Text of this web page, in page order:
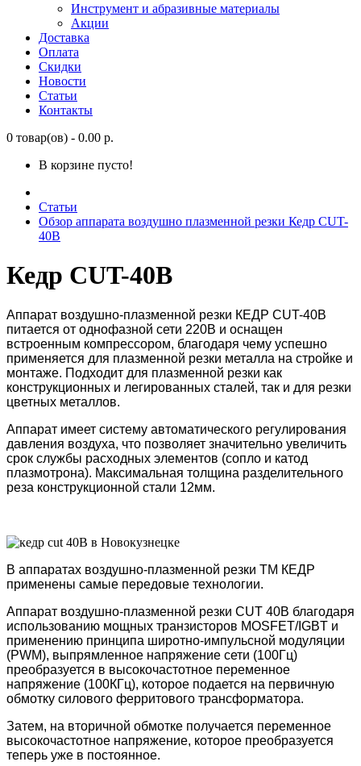
Инструмент и абразивные материалы
Акции
Доставка
Оплата
Скидки
Новости
Статьи
Контакты
0 товар(ов) - 0.00 р.
В корзине пусто!
Статьи
Обзор аппарата воздушно плазменной резки Кедр CUT-
40B
Кедр CUT-40B
Аппарат воздушно-плазменной резки КЕДР CUT-40B
питается от однофазной сети 220В и оснащен
встроенным компрессором, благодаря чему успешно
применяется для плазменной резки металла на стройке и
монтаже. Подходит для плазменной резки как
конструкционных и легированных сталей, так и для резки
цветных металлов.
Аппарат имеет систему автоматического регулирования
давления воздуха, что позволяет значительно увеличить
срок службы расходных элементов (сопло и катод
плазмотрона). Максимальная толщина разделительного
реза конструкционной стали 12мм.
В аппаратах воздушно-плазменной резки ТМ КЕДР
применены самые передовые технологии.
Аппарат воздушно-плазменной резки CUT 40B благодаря
использованию мощных транзисторов MOSFET/IGBT и
применению принципа широтно-импульсной модуляции
(PWM), выпрямленное напряжение сети (100Гц)
преобразуется в высокочастотное переменное
напряжение (100КГц), которое подается на первичную
обмотку силового ферритового трансформатора.
Затем, на вторичной обмотке получается переменное
высокочастотное напряжение, которое преобразуется
теперь уже в постоянное.